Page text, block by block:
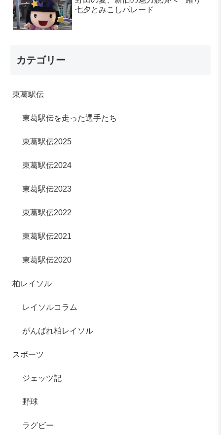
七夕とみこしパレード
カテゴリー
東葛駅伝
東葛駅伝を走った選手たち
東葛駅伝2025
東葛駅伝2024
東葛駅伝2023
東葛駅伝2022
東葛駅伝2021
東葛駅伝2020
柏レイソル
レイソルコラム
がんばれ柏レイソル
スポーツ
ジェッツ記
野球
ラグビー